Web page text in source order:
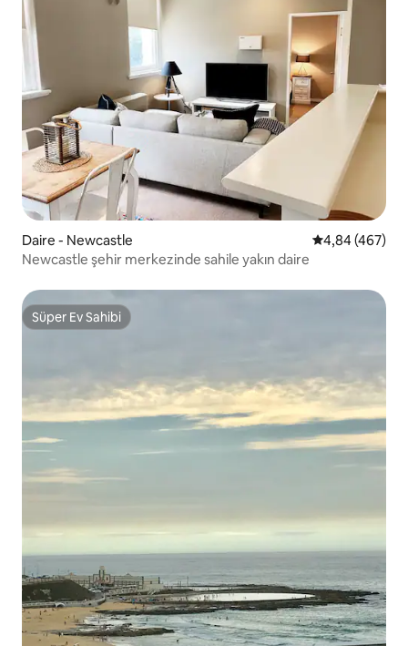
Daire - Newcastle 5 üzerinden
4,84 (467)
Newcastle şehir merkezinde sahile yakın daire
Süper Ev Sahibi
Süper Ev Sahibi